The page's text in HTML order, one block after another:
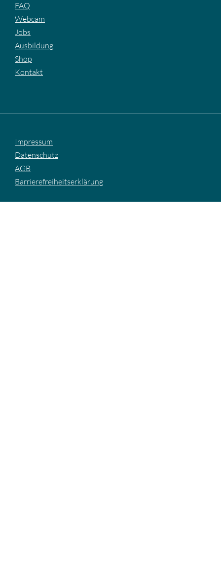
FAQ
Webcam
Jobs
Ausbildung
Shop
Kontakt
Impressum
Datenschutz
AGB
Barrierefreiheitserklärung